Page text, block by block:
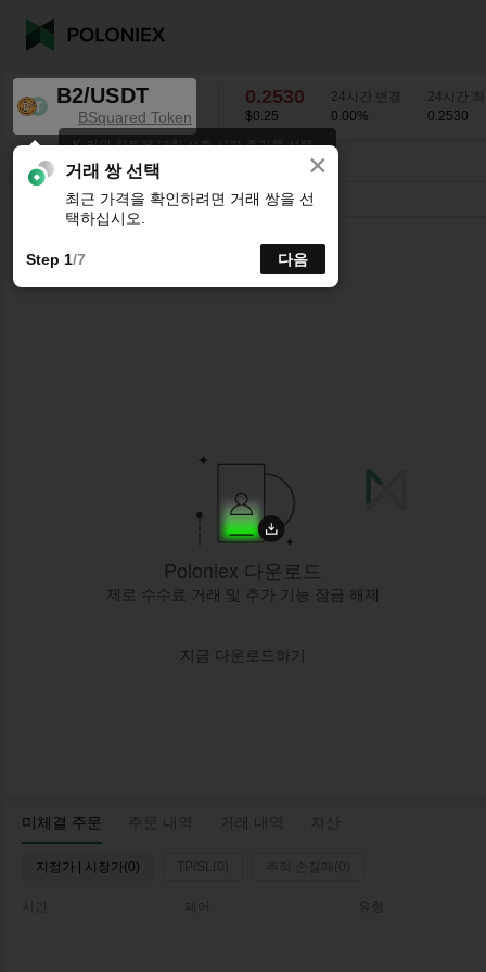
B2/USDT
BSquared Token
0.2530
$0.25
24시간 변경
0.00%
24시간
0.2530
B2/USDT 0.00 % 0.2530
15분 1시간4시간 1일1주
미체결 주문 주문 내역 거래 내역 자산
지정가 | 시장가(0) TP/SL(0) 추적 손절매(0)
시간
Poloniex 다운로드
제로 수수료 거래 및 추가 기능 잠금 해제
지금 다운로드하기
K-라인 차트에 대한 선호 시간 주기를 선택
하세요.
×
거래 쌍 선택
최근 가격을 확인하려면 거래 쌍을 선
택하십시오.
Step 1/7 다음